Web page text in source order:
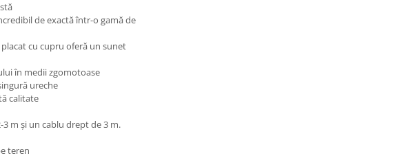
de exactă într-o gamă de
cu cupru oferă un sunet
în medii zgomotoase
ureche
calitate
3 m și un cablu drept de 3 m.
teren